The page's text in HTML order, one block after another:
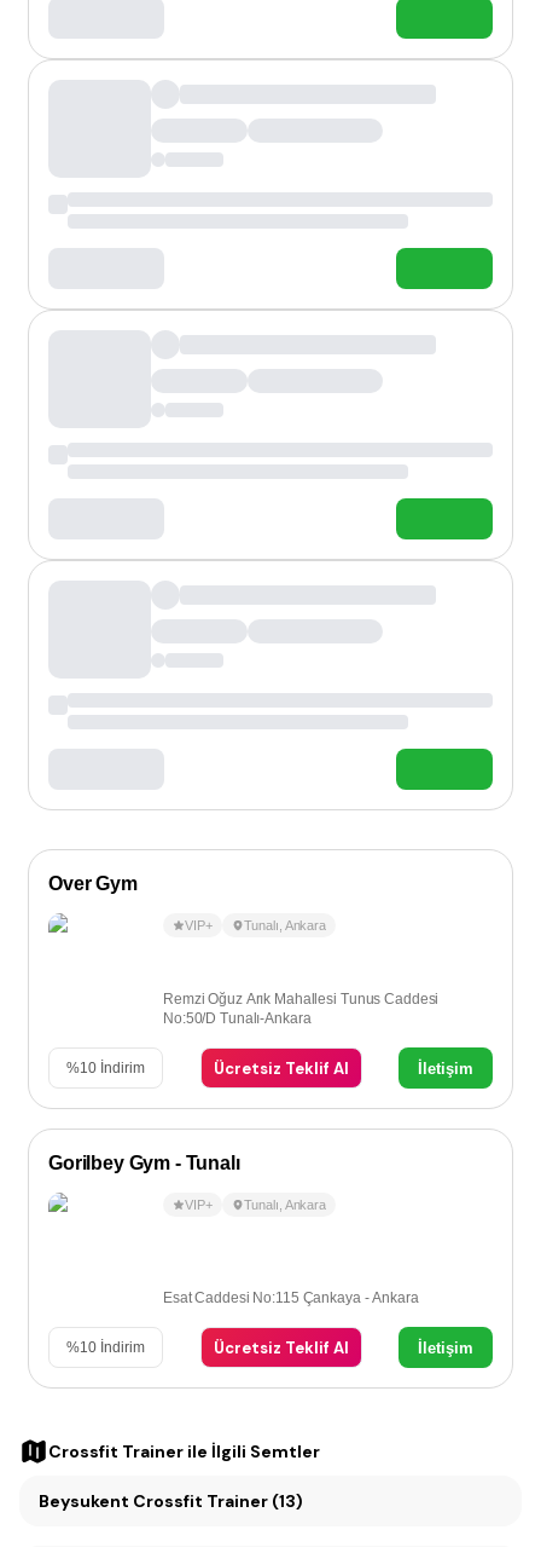
Over Gym
VIP+ Tunalı Ankara
Remzi Oğuz Arık Mahallesi Tunus Caddesi
No:50/D Tunalı-Ankara
%10 İndirim Ücretsiz Teklif Al İletişim
Gorilbey Gym - Tunalı
VIP+ Tunalı Ankara
Esat Caddesi No:115 Çankaya - Ankara
%10 İndirim Ücretsiz Teklif Al İletişim
Crossfit Trainer ile İlgili Semtler
Beysukent Crossfit Trainer (13)